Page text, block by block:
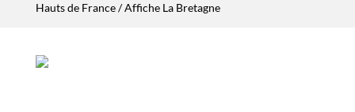
Hauts de France/ Affiche La Bretagne